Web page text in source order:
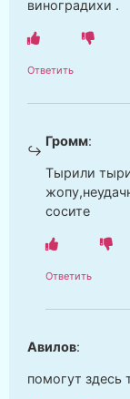
виноградихи .
Ответить
Громм:
Тырили
сосите
Ответить
Авилов:
помогут здесь